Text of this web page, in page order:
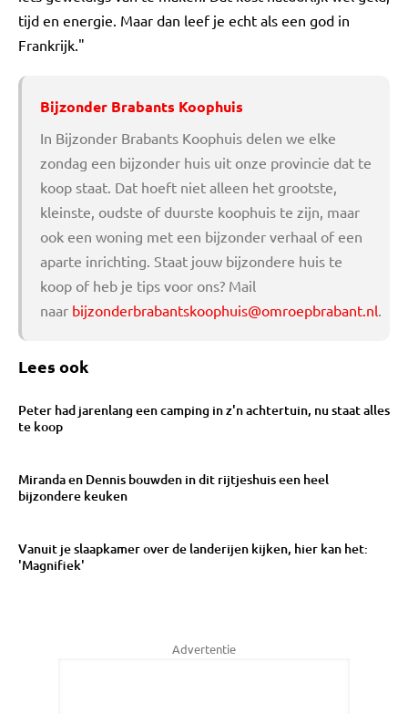
tijd en energie. Maar dan leef je echt als een god in
Frankrijk."
Bijzonder Brabants Koophuis
In Bijzonder Brabants Koophuis delen we elke
zondag een bijzonder huis uit onze provincie dat te
koop staat. Dat hoeft niet alleen het grootste,
kleinste, oudste of duurste koophuis te zijn, maar
ook een woning met een bijzonder verhaal of een
aparte inrichting. Staat jouw bijzondere huis te
koop of heb je tips voor ons? Mail
naar bijzonderbrabantskoophuis@omroepbrabant.nl.
Lees ook
Peter had jarenlang een camping in z'n achtertuin, nu staat alles
te koop
Miranda en Dennis bouwden in dit rijtjeshuis een heel
bijzondere keuken
Vanuit je slaapkamer over de landerijen kijken, hier kan het:
'Magnifiek'
Advertentie